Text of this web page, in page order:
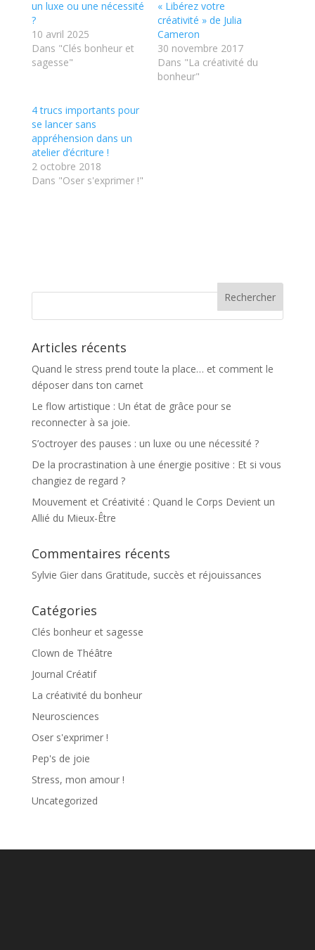
un luxe ou une nécessité
?
10 avril 2025
Dans "Clés bonheur et
sagesse"
« Libérez votre
créativité » de Julia
Cameron
30 novembre 2017
Dans "La créativité du
bonheur"
4 trucs importants pour
se lancer sans
appréhension dans un
atelier d’écriture !
2 octobre 2018
Dans "Oser s'exprimer !"
Articles récents
Quand le stress prend toute la place… et comment le
déposer dans ton carnet
Le flow artistique : Un état de grâce pour se
reconnecter à sa joie.
S’octroyer des pauses : un luxe ou une nécessité ?
De la procrastination à une énergie positive : Et si vous
changiez de regard ?
Mouvement et Créativité : Quand le Corps Devient un
Allié du Mieux-Être
Commentaires récents
Sylvie Gierdans Gratitude, succès et réjouissances
Catégories
Clés bonheur et sagesse
Clown de Théâtre
Journal Créatif
La créativité du bonheur
Neurosciences
Oser s'exprimer !
Pep's de joie
Stress, mon amour !
Uncategorized